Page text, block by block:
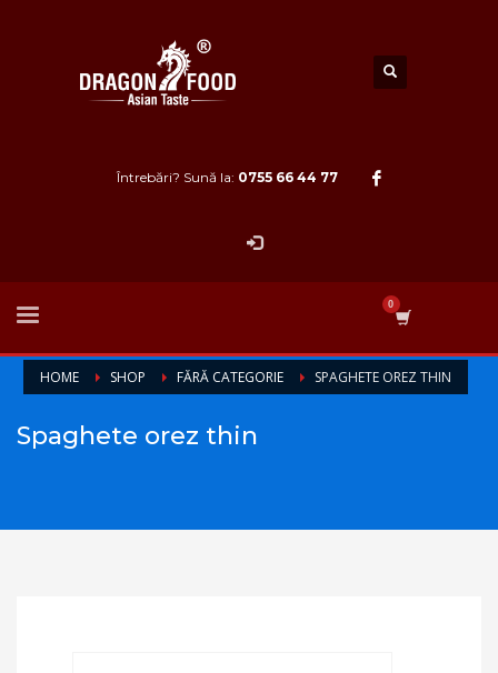
Întrebări? Sună la: 0755 66 44 77
HOME SHOP FĂRĂ CATEGORIE SPAGHETE OREZ THIN
Spaghete orez thin